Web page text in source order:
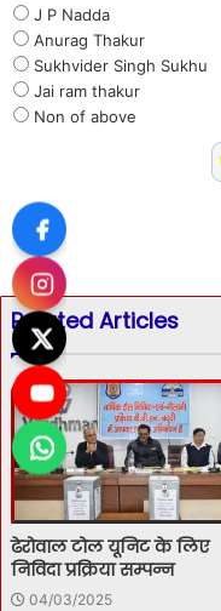
J P Nadda
Anurag Thakur
Sukhvider Singh Sukhu
Jai ram thakur
Non of above
Related Articles
ढेरोवाल टोल यूनिट के लिए
निविदा प्रक्रिया सम्पन्न
04/03/2025